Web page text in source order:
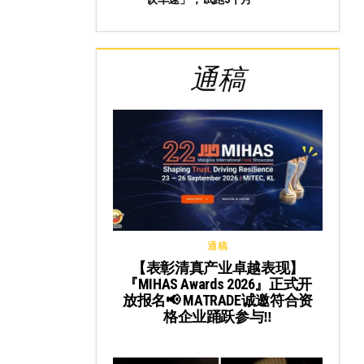
通稿
通稿
【表彰清真产业卓越表现】
『MIHAS Awards 2026』正式开
放报名📢 MATRADE诚邀符合资
格企业踊跃参与‼️